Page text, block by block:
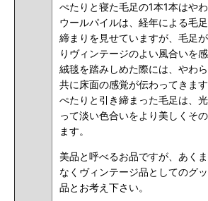
ぺたりと寝た毛足の1本1本はやわ
ウールパイルは、経年による毛
締まりを見せていますが、毛足
りヴィンテージのよい風合いを感
絨毯を踏みしめた際には、やわ
共に床面の感覚が伝わってきます
ぺたりと引き締まった毛足は、
って淡い色合いをより美しくそ
ます。
美品と呼べるお品ですが、あく
なくヴィンテージ品としてのグ
品とお考え下さい。